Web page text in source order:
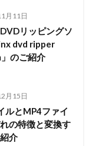
月11日
DVDリッピングソ
dvd ripper
のご紹介
月15日
ルとMP4ファイ
の特徴と変換す
介